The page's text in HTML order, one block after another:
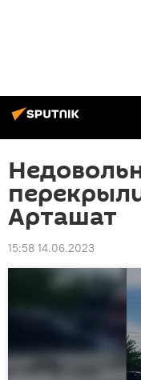
Арташат
15:58 14.06.2023